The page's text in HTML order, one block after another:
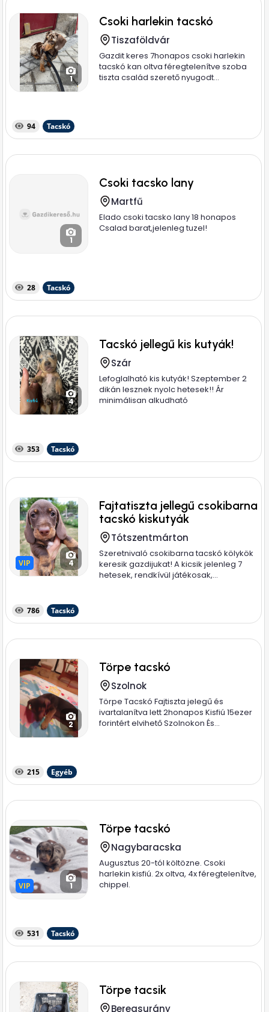
1
Csoki harlekin tacskó
Tiszaföldvár
Gazdit keres 7honapos csoki harlekin
tacskó kan oltva féregtelenítve szoba
tiszta család szerető nyugodt...
94 Tacskó
1
Csoki tacsko lany
Martfű
Elado csoki tacsko lany 18 honapos
Csalad barat,jelenleg tuzel!
28 Tacskó
4
Tacskó jellegű kis kutyák!
Szár
Lefoglalható kis kutyák! Szeptember 2
dikán lesznek nyolc hetesek!! Ár
minimálisan alkudható
353 Tacskó
VIP
VIP 4
Fajtatiszta jellegű csokibarna
tacskó kiskutyák
Tótszentmárton
Szeretnivaló csokibarna tacskó kölykök
keresik gazdijukat! A kicsik jelenleg 7
hetesek, rendkívül játékosak,...
786 Tacskó
2
Törpe tacskó
Szolnok
Törpe Tacskó Fajtiszta jelegű és
ivartalanítva lett 2honapos Kisfiú 15ezer
forintért elvihető Szolnokon És...
215 Egyéb
VIP
VIP 1
Törpe tacskó
Nagybaracska
Augusztus 20-tól költözne. Csoki
harlekin kisfiú. 2x oltva, 4x féregtelenítve,
chippel.
531 Tacskó
Törpe tacsik
Beregsurány